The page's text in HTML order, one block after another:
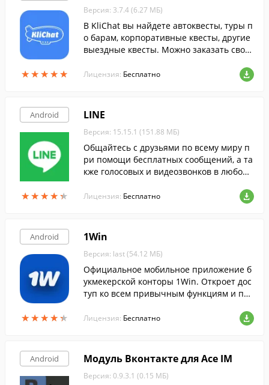
★★★★★
★★★★★
Версия: 3.7.4 (6.27 МБ)
В KliChat вы найдете автоквесты, туры п
о барам, корпоративные квесты, другие
выездные квесты. Можно заказать свой
Лицензия: Бесплатно
Android
★★★★★
★★★★★
LINE
Версия: 15.15.1 (151.88 МБ)
Общайтесь с друзьями по всему миру п
ри помощи бесплатных сообщений, а та
кже голосовых и видеозвонков в любой
Лицензия: Бесплатно
Android
★★★★★
★★★★★
1Win
Версия: last (54.12 МБ)
Официальное мобильное приложение б
укмекерской конторы 1Win. Откроет дос
туп ко всем привычным функциям и поз
и помощи вашего смартфона.
Лицензия: Бесплатно
Android Модуль Вконтакте для Ace IM
Версия: 0.9.3.1 (0.15 МБ)